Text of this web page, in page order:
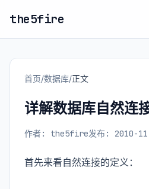
the5fire
首页/数据库/正文
详解数据库自然连
作者: the5fire发布: 2010-
首先来看自然连接的定义：